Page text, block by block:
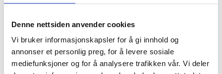
Denne nettsiden anvender cookies
Vi bruker informasjonskapsler for å gi innhold og
annonser et personlig preg, for å levere sosiale
mediefunksjoner og for å analysere trafikken vår. Vi deler
bor man landing i vakre omgivelser, og kun 17 km fra